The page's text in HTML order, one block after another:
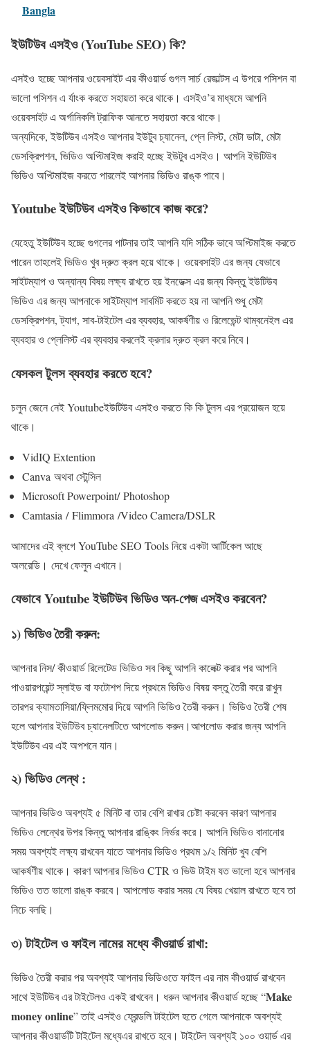
Bangla
ইউটিউব এসইও (YouTube SEO) কি?
এসইও হচ্ছে আপনার ওয়েবসাইট এর কীওয়ার্ড গুগল সার্চ রেজাল্টস এ উপরে পসিশন বা
ভালো পসিশন এ র্যাংক করতে সহায়তা করে থাকে। এসইও’র মাধ্যমে আপনি
ওয়েবসাইট এ অর্গানিকলি ট্রাফিক আনতে সহায়তা করে থাকে।
অন্যদিকে, ইউটিউব এসইও আপনার ইউটুব চ্যানেল, প্লে লিস্ট, মেটা ডাটা, মেটা
ডেসক্রিপশন, ভিডিও অপ্টিমাইজ করাই হচ্ছে ইউটুব এসইও। আপনি ইউটিউব
ভিডিও অপ্টিমাইজ করতে পারলেই আপনার ভিডিও রাঙ্ক পাবে।
Youtube ইউটিউব এসইও কিভাবে কাজ করে?
যেহেতু ইউটিউব হচ্ছে গুগলের পাটনার তাই আপনি যদি সঠিক ভাবে অপ্টিমাইজ করতে
পারেন তাহলেই ভিডিও খুব দ্রুত ক্রল হয়ে থাকে। ওয়েবসাইট এর জন্য যেভাবে
সাইটম্যাপ ও অন্যান্য বিষয় লক্ষ্য রাখতে হয় ইনডেক্স এর জন্য কিন্তু ইউটিউব
ভিডিও এর জন্য আপনাকে সাইটম্যাপ সাবমিট করতে হয় না আপনি শুধু মেটা
ডেসক্রিপশন, ট্যাগ, সাব-টাইটেল এর ব্যবহার, আকর্ষণীয় ও রিলেভেন্ট থাম্বনেইল এর
ব্যবহার ও প্লেলিস্ট এর ব্যবহার করলেই ক্রলার দ্রুত ক্রল করে নিবে।
যেসকল টুলস ব্যবহার করতে হবে?
চলুন জেনে নেই Youtubeইউটিউব এসইও করতে কি কি টুলস এর প্রয়োজন হয়ে
থাকে।
VidIQ Extention
Canva অথবা স্টেন্সিল
Microsoft Powerpoint/ Photoshop
Camtasia / Flimmora /Video Camera/DSLR
আমাদের এই ব্লগে YouTube SEO Tools নিয়ে একটা আর্টিকেল আছে
অলরেডি। দেখে ফেলুন এখানে।
যেভাবে Youtube ইউটিউব ভিডিও অন-পেজ এসইও করবেন?
১) ভিডিও তৈরী করুন:
আপনার নিস/ কীওয়ার্ড রিলেটেড ভিডিও সব কিছু আপনি কালেক্ট করার পর আপনি
পাওয়ারপয়েন্ট স্লাইড বা ফটোশপ দিয়ে প্রথমে ভিডিও বিষয় বস্তু তৈরী করে রাখুন
তারপর ক্যামতাসিয়া/ফ্লিমমোর দিয়ে আপনি ভিডিও তৈরী করুন। ভিডিও তৈরী শেষ
হলে আপনার ইউটিউব চ্যানেলটিতে আপলোড করুন।আপলোড করার জন্য আপনি
ইউটিউব এর এই অপশনে যান।
২) ভিডিও লেন্থ :
আপনার ভিডিও অবশ্যই ৫ মিনিট বা তার বেশি রাখার চেষ্টা করবেন কারণ আপনার
ভিডিও লেন্থের উপর কিন্তু আপনার রাঙ্কিং নির্ভর করে। আপনি ভিডিও বানানোর
সময় অবশ্যই লক্ষ্য রাখবেন যাতে আপনার ভিডিও প্রথম ১/২ মিনিট খুব বেশি
আকর্ষণীয় থাকে। কারণ আপনার ভিডিও CTR ও ভিউ টাইম যত ভালো হবে আপনার
ভিডিও তত ভালো রাঙ্ক করবে। আপলোড করার সময় যে বিষয় খেয়াল রাখতে হবে তা
নিচে বলছি।
৩) টাইটেল ও ফাইল নামের মধ্যে কীওয়ার্ড রাখা:
ভিডিও তৈরী করার পর অবশ্যই আপনার ভিডিওতে ফাইল এর নাম কীওয়ার্ড রাখবেন
সাথে ইউটিউব এর টাইটেলও একই রাখবেন। ধরুন আপনার কীওয়ার্ড হচ্ছে “Make
money online” তাই এসইও ফ্রেন্ডলি টাইটেল হতে গেলে আপনাকে অবশ্যই
আপনার কীওয়ার্ডটি টাইটেল মধ্যেএর রাখতে হবে। টাইটেল অবশ্যই ১০০ ওয়ার্ড এর